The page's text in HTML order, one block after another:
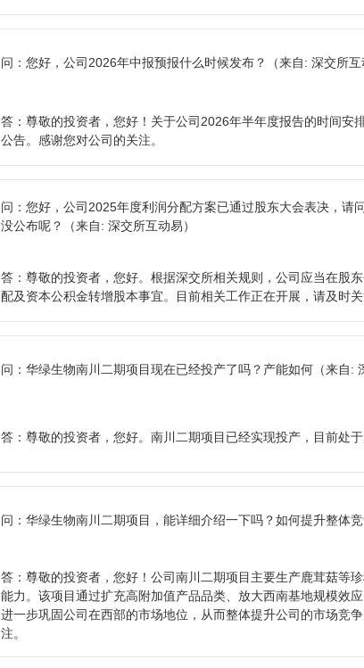
问： 您好，公司2026年中报预报什么时候发布？ （来自: 深交所互
答： 尊敬的投资者，您好！关于公司2026年半年度报告的时间安
公告。感谢您对公司的关注。
问： 您好，公司2025年度利润分配方案已通过股东大会表决，请
没公布呢？
（来自: 深交所互动易）
答： 尊敬的投资者，您好。根据深交所相关规则，公司应当在股
配及资本公积金转增股本事宜。目前相关工作正在开展，请及时关
问： 华绿生物南川二期项目现在已经投产了吗？产能如何 （来自:
答： 尊敬的投资者，您好。南川二期项目已经实现投产，目前处
问： 华绿生物南川二期项目，能详细介绍一下吗？如何提升整体竞
答： 尊敬的投资者，您好！公司南川二期项目主要生产鹿茸菇等
能力。该项目通过扩充高附加值产品品类、放大西南基地规模效
进一步巩固公司在西部的市场地位，从而整体提升公司的市场竞
注。